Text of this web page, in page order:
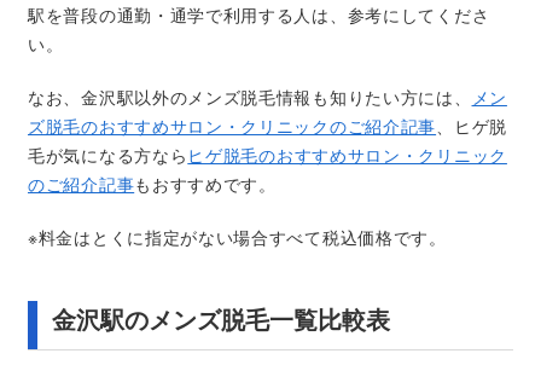
駅を普段の通勤・通学で利用する人は、参考にしてくださ
い。
なお、金沢駅以外のメンズ脱毛情報も知りたい方には、
メン
ズ脱毛のおすすめサロン・クリニックのご紹介記事、ヒゲ脱
毛が気になる方なら ヒゲ脱毛のおすすめサロン・クリニック
のご紹介記事もおすすめです。
※料金はとくに指定がない場合すべて税込価格です。
金沢駅のメンズ脱毛一覧比較表